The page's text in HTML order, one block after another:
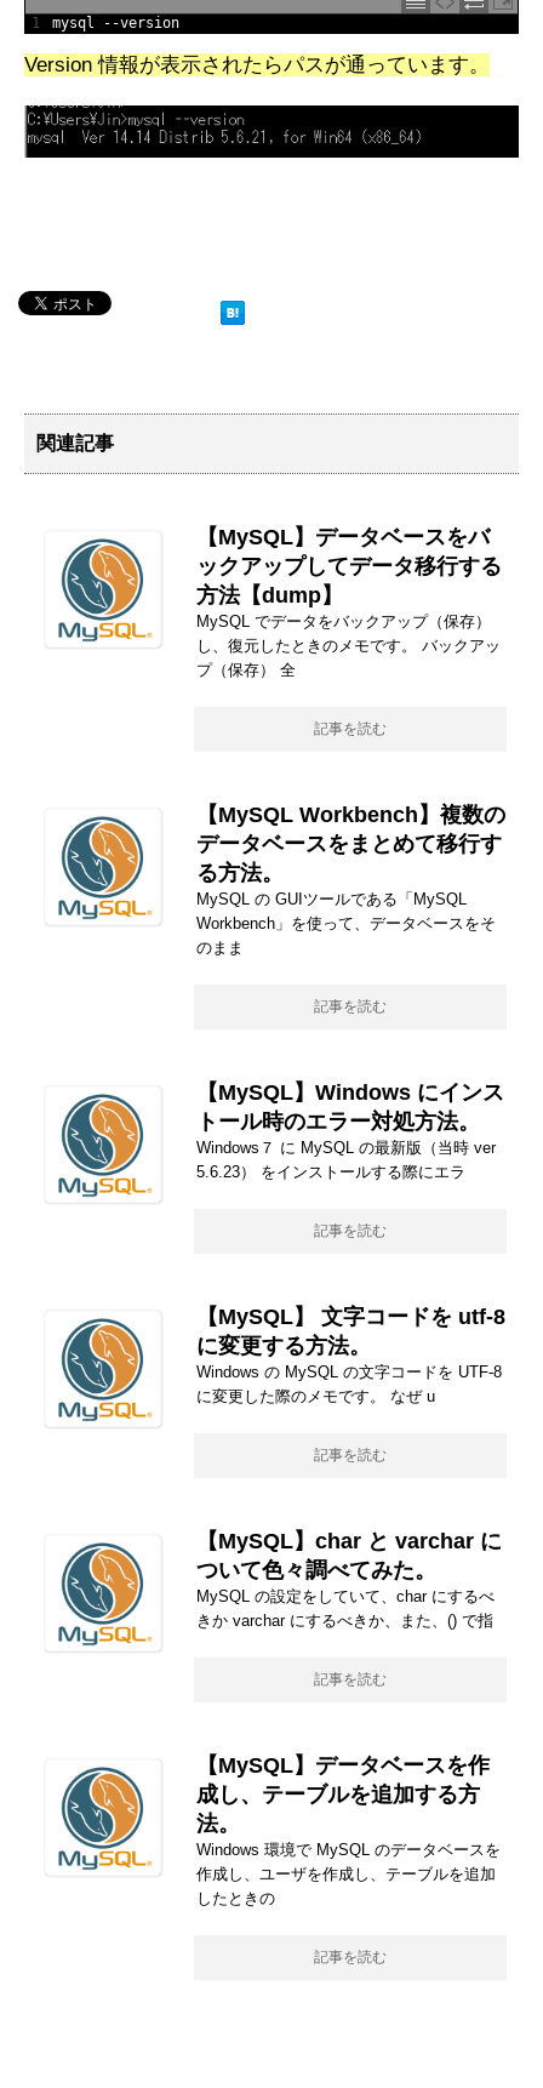
1 mysql --version
Version 情報が表示されたらパスが通っています。
関連記事
【MySQL】データベースをバ
ックアップしてデータ移行する
方法【dump】
MySQL でデータをバックアップ（保存）
し、復元したときのメモです。 バックアッ
プ（保存） 全
記事を読む
【MySQL Workbench】複数の
データベースをまとめて移行す
る方法。
MySQL の GUIツールである「MySQL
Workbench」を使って、データベースをそ
のまま
記事を読む
【MySQL】Windows にインス
トール時のエラー対処方法。
Windows７ に MySQL の最新版（当時 ver
5.6.23） をインストールする際にエラ
記事を読む
【MySQL】 文字コードを utf-8
に変更する方法。
Windows の MySQL の文字コードを UTF-8
に変更した際のメモです。 なぜ u
記事を読む
【MySQL】char と varchar に
ついて色々調べてみた。
MySQL の設定をしていて、char にするべ
きか varchar にするべきか、また、() で指
記事を読む
【MySQL】データベースを作
成し、テーブルを追加する方
法。
Windows 環境で MySQL のデータベースを
作成し、ユーザを作成し、テーブルを追加
したときの
記事を読む